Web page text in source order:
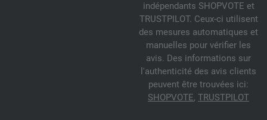
indépendants SHOPVOTE et
TRUSTPILOT. Ceux-ci utilisent
des mesures automatiques et
manuelles pour vérifier les
avis. Des informations sur
l'authenticité des avis clients
peuvent être trouvées ici:
SHOPVOTE, TRUSTPILOT